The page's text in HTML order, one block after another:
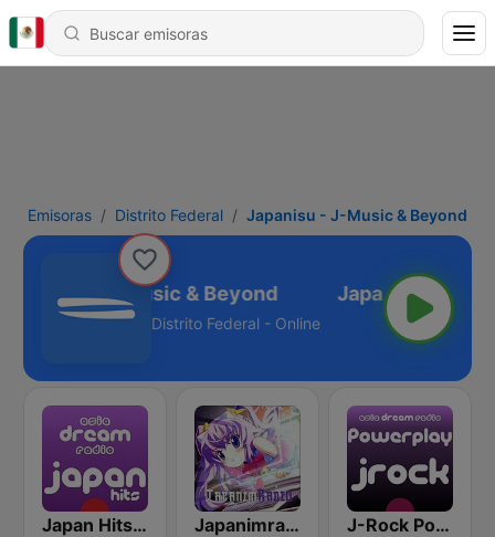
Emisoras Distrito Federal Japanisu - J-Music & Beyond
- J-Music & Beyond
Distrito Federal - Online
Japan Hits - Asia DREAM Radio Japanimradio - Osaka J-Rock Powerplay